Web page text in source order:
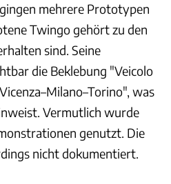
mehrere Prototypen
Twingo gehört zu den
sind. Seine
die Beklebung "Veicolo
was
Vermutlich wurde
genutzt. Die
nicht dokumentiert.